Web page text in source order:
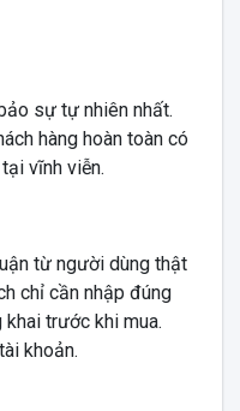
sự tự nhiên nhất.
hàng hoàn toàn có
vĩnh viễn.
từ người dùng thật
chỉ cần nhập đúng
trước khi mua.
khoản.